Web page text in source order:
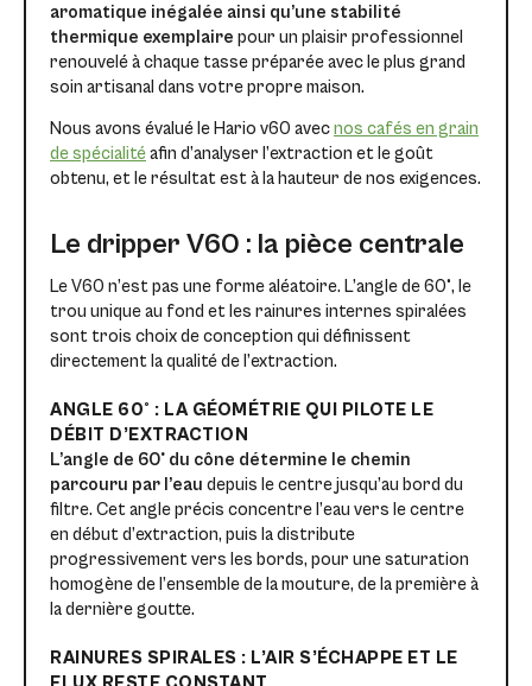
aromatique inégalée ainsi qu’une stabilité
thermique exemplaire pour un plaisir professionnel
renouvelé à chaque tasse préparée avec le plus grand
soin artisanal dans votre propre maison.
Nous avons évalué le Hario v60 avecnos cafés en grain
de spécialitéafin d’analyser l’extraction et le goût
obtenu, et le résultat est à la hauteur de nos exigences.
Le dripper V60 : la pièce centrale
Le V60 n’est pas une forme aléatoire. L’angle de 60°, le
trou unique au fond et les rainures internes spiralées
sont trois choix de conception qui définissent
directement la qualité de l’extraction.
ANGLE 60° : LA GÉOMÉTRIE QUI PILOTE LE
DÉBIT D’EXTRACTION
L’angle de 60° du cône détermine le chemin
parcouru par l’eau depuis le centre jusqu’au bord du
filtre. Cet angle précis concentre l’eau vers le centre
en début d’extraction, puis la distribute
progressivement vers les bords, pour une saturation
homogène de l’ensemble de la mouture, de la première à
la dernière goutte.
RAINURES SPIRALES : L’AIR S’ÉCHAPPE ET LE